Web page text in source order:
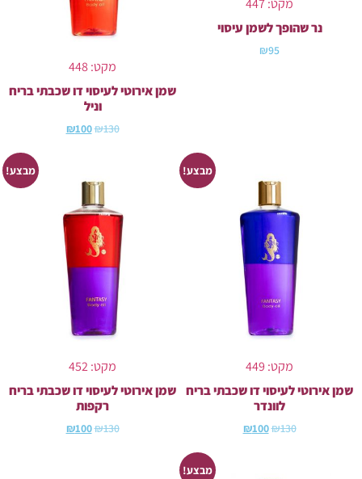
מקט: 447
נר שהופך לשמן עיסוי
₪95
מקט: 448
שמן אירוטי לעיסוי דו שכבתי בריח
וניל
₪130
₪100
מבצע!
מקט: 449
שמן אירוטי לעיסוי דו שכבתי בריח
לוונדר
₪130
₪100
מבצע!
מקט: 452
שמן אירוטי לעיסוי דו שכבתי בריח
רקפות
₪130
₪100
מבצע!